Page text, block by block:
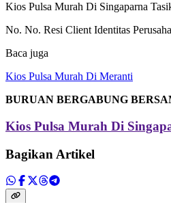
Kios Pulsa Murah Di Singaparna
No. No. Resi Client Identitas
Baca juga
Kios Pulsa Murah Di Meranti
BURUAN BERGABUNG
Kios Pulsa Murah Di
Bagikan Artikel